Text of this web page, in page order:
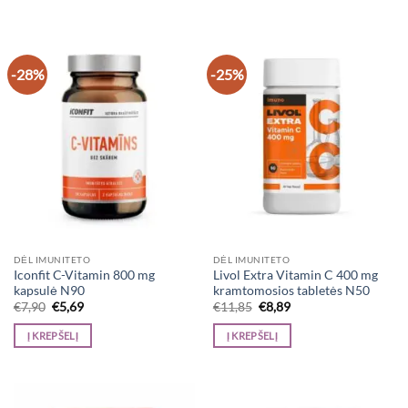
-28%
DĖL IMUNITETO
Iconfit C-Vitamin 800 mg
kapsulė N90
€7,90 Original
price
was:
€7,90.
€5,69Current
is:
Į KREPŠELĮ
-25%
DĖL IMUNITETO
Livol Extra Vitamin C 400 mg
kramtomosios tabletės N50
€11,85 Original
price
was:
€11,85.
€8,89Current
is:
Į KREPŠELĮ